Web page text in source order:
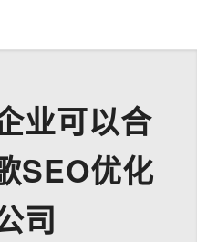
业可以合
SEO优化
司